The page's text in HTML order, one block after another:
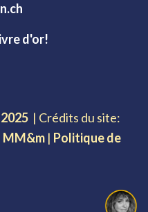
d'or!
| Crédits du site:
MM&m | Politique de